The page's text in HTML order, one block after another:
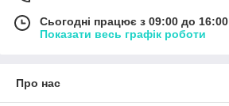
Сьогодні працює з 09:00 до 16:00
Показати весь графік роботи
Про нас